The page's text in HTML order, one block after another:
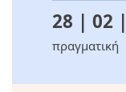
28 | 02
πραγματική